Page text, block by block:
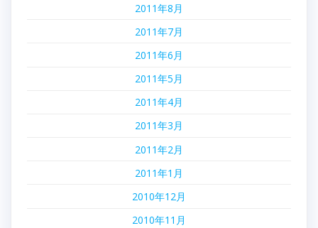
2011年8月
2011年7月
2011年6月
2011年5月
2011年4月
2011年3月
2011年2月
2011年1月
2010年12月
2010年11月